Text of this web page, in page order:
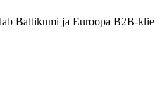
Baltikumi ja Euroopa